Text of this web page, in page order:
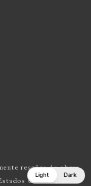
reseñas de obras
Unidos , Latin
Light Dark